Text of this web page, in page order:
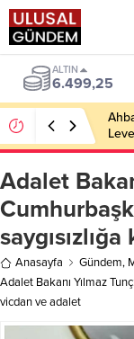
BIST
13.798,82
Adalet
Anasayfa Gündem,
Adalet Bakanı Yılmaz
vicdan ve adalet